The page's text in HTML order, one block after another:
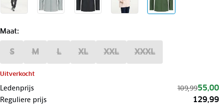
Maat:
S M L XL XXL XXXL
Uitverkocht
Ledenprijs 109,9955,00
Reguliere prijs 129,99